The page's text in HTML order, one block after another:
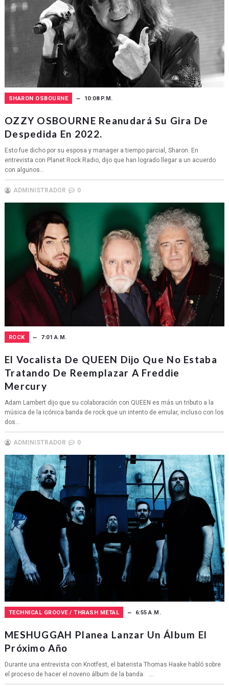
SHARON OSBOURNE 10:08 P.M.
OZZY OSBOURNE Reanudará Su Gira De
Despedida En 2022.
Esto fue dicho por su esposa y manager a tiempo parcial, Sharon. En
entrevista con Planet Rock Radio, dijo que han logrado llegar a un acuerdo
con algunos...
ADMINISTRADOR 0
ROCK 7:01 A.M.
El Vocalista De QUEEN Dijo Que No Estaba
Tratando De Reemplazar A Freddie
Mercury
Adam Lambert dijo que su colaboración con QUEEN es más un tributo a la
música de la icónica banda de rock que un intento de emular, incluso con los
dos...
ADMINISTRADOR 0
TECHNICAL GROOVE / THRASH METAL 6:55 A.M.
MESHUGGAH Planea Lanzar Un Álbum El
Próximo Año
Durante una entrevista con Knotfest, el baterista Thomas Haake habló sobre
el proceso de hacer el noveno álbum de la banda: ...